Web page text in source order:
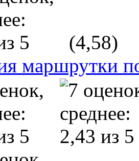
(4,58)
маршрутки